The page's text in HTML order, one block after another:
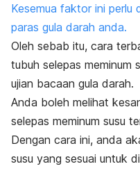
Kesemua faktor ini perlu
paras gula darah anda.
Oleh sebab itu, cara
tubuh selepas meminum
ujian bacaan gula darah.
Anda boleh melihat
selepas meminum susu
Dengan cara ini, anda
susu yang sesuai untuk